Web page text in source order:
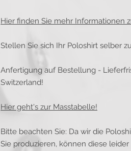
Hier finden Sie mehr Informationen
Stellen Sie sich Ihr Poloshirt selber
Anfertigung auf Bestellung -
Switzerland!
Hier geht's zur Masstabelle!
Bitte beachten Sie: Da wir die
Sie produzieren, können diese